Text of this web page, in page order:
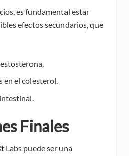
es fundamental estar
efectos secundarios, que
en el colesterol.
Finales
Labs puede ser una